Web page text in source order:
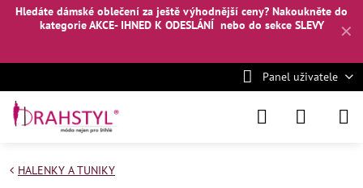
✕
Hledáte dámské oblečení za ještě výhodnější ceny? Nakoukněte do
kategorie AKCE- IHNED K ODESLÁNÍ nebo do sekce SLEVY
Panel uživatele
HALENKY A TUNIKY